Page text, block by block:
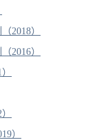
2018）
2016）
）